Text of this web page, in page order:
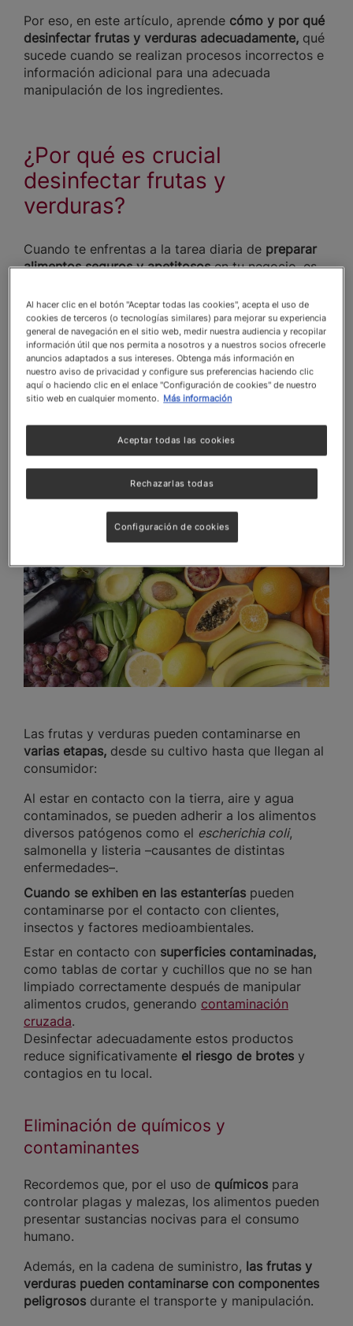
Por eso, en este artículo, aprende cómo y por qué
desinfectar frutas y verduras adecuadamente, qué
sucede cuando se realizan procesos incorrectos e
información adicional para una adecuada
manipulación de los ingredientes.
¿Por qué es crucial
desinfectar frutas y
verduras?
Cuando te enfrentas a la tarea diaria de preparar
alimentos seguros y apetitososen tu negocio, es
verduras de manera correcta.
Aquí te compartimos algunas de las razones más
importantes:
Prevención de enfermedades
Las frutas y verduras pueden contaminarse en
varias etapas, desde su cultivo hasta que llegan al
consumidor:
Al estar en contacto con la tierra, aire y agua
contaminados, se pueden adherir a los alimentos
diversos patógenos como el escherichia coli,
salmonella y listeria –causantes de distintas
enfermedades–.
Cuando se exhiben en las estanterías pueden
contaminarse por el contacto con clientes,
insectos y factores medioambientales.
Estar en contacto con superficies contaminadas,
como tablas de cortar y cuchillos que no se han
limpiado correctamente después de manipular
alimentos crudos, generando contaminación
cruzada.
Desinfectar adecuadamente estos productos
reduce significativamente el riesgo de brotes y
contagios en tu local.
Eliminación de químicos y
contaminantes
Recordemos que, por el uso de químicos para
controlar plagas y malezas, los alimentos pueden
presentar sustancias nocivas para el consumo
humano.
Además, en la cadena de suministro, las frutas y
verduras pueden contaminarse con componentes
peligrosos durante el transporte y manipulación.
Al hacer clic en el botón "Aceptar todas las cookies", acepta el uso de
cookies de terceros (o tecnologías similares) para mejorar su experiencia
general de navegación en el sitio web, medir nuestra audiencia y recopilar
información útil que nos permita a nosotros y a nuestros socios ofrecerle
anuncios adaptados a sus intereses. Obtenga más información en
nuestro aviso de privacidad y configure sus preferencias haciendo clic
aquí o haciendo clic en el enlace "Configuración de cookies" de nuestro
sitio web en cualquier momento. Más información
Rechazarlas todas
Aceptar todas las cookies
Configuración de cookies